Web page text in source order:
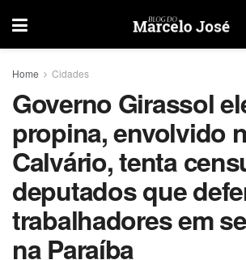
Home Cidades
Governo Girassol
propina, envolvido
Calvário, tenta
deputados que
trabalhadores em
na Paraíba